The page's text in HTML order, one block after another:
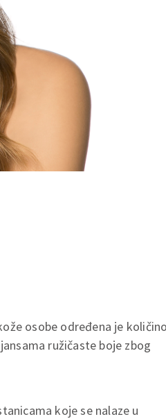
osobe određena je
ružičaste boje zbog
koje se nalaze u